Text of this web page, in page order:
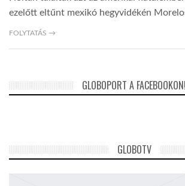
GLOBOTV BP
HÍR3D
GLOBOTV
ezelőtt eltűnt mexikó hegyvidékén
FOLYTATÁS →
GLOBOPORT A FACEBOOKON!
GLOBOTV